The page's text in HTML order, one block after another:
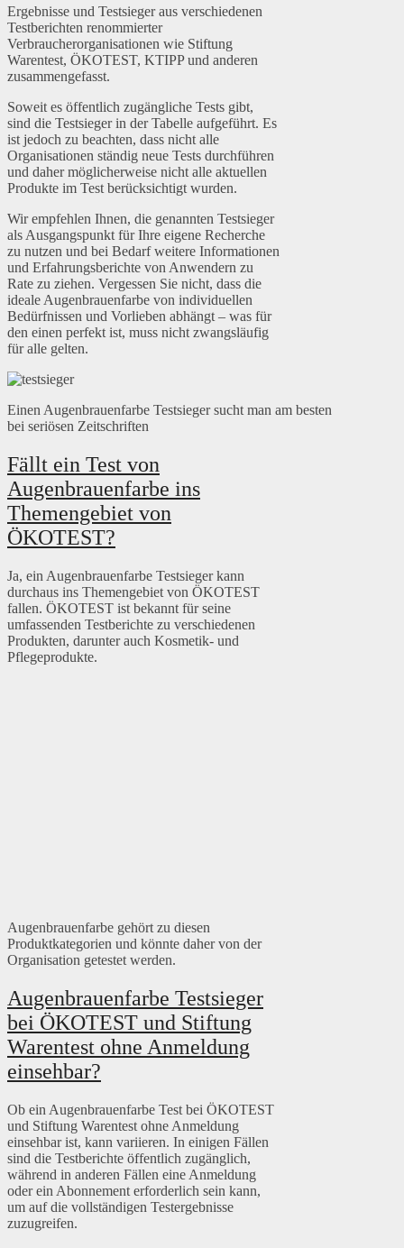
Ergebnisse und Testsieger aus verschiedenen
Testberichten renommierter
Verbraucherorganisationen wie Stiftung
Warentest, ÖKOTEST, KTIPP und anderen
zusammengefasst.
Soweit es öffentlich zugängliche Tests gibt,
sind die Testsieger in der Tabelle aufgeführt. Es
ist jedoch zu beachten, dass nicht alle
Organisationen ständig neue Tests durchführen
und daher möglicherweise nicht alle aktuellen
Produkte im Test berücksichtigt wurden.
Wir empfehlen Ihnen, die genannten Testsieger
als Ausgangspunkt für Ihre eigene Recherche
zu nutzen und bei Bedarf weitere Informationen
und Erfahrungsberichte von Anwendern zu
Rate zu ziehen. Vergessen Sie nicht, dass die
ideale Augenbrauenfarbe von individuellen
Bedürfnissen und Vorlieben abhängt – was für
den einen perfekt ist, muss nicht zwangsläufig
für alle gelten.
Einen Augenbrauenfarbe Testsieger sucht man am besten
bei seriösen Zeitschriften
Fällt ein Test von
Augenbrauenfarbe ins
Themengebiet von
ÖKOTEST?
Ja, ein Augenbrauenfarbe Testsieger kann
durchaus ins Themengebiet von ÖKOTEST
fallen. ÖKOTEST ist bekannt für seine
umfassenden Testberichte zu verschiedenen
Produkten, darunter auch Kosmetik- und
Pflegeprodukte.
Augenbrauenfarbe gehört zu diesen
Produktkategorien und könnte daher von der
Organisation getestet werden.
Augenbrauenfarbe Testsieger
bei ÖKOTEST und Stiftung
Warentest ohne Anmeldung
einsehbar?
Ob ein Augenbrauenfarbe Test bei ÖKOTEST
und Stiftung Warentest ohne Anmeldung
einsehbar ist, kann variieren. In einigen Fällen
sind die Testberichte öffentlich zugänglich,
während in anderen Fällen eine Anmeldung
oder ein Abonnement erforderlich sein kann,
um auf die vollständigen Testergebnisse
zuzugreifen.